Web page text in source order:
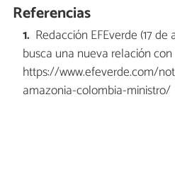
Referencias
Redacción EFEverde (17
busca una nueva relación
https://www.efeverde.com/
amazonia-colombia-ministro/